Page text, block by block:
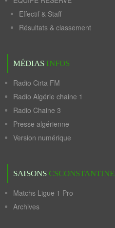
Effectif & Staff
Résultats & classement
MÉDIAS INFOS
Radio Cirta FM
Radio Algérie chaine 1
Radio Chaine 3
Presse algérienne
Version numérique
SAISONS CSCONSTANTINE
Matchs Ligue 1 Pro
Archives